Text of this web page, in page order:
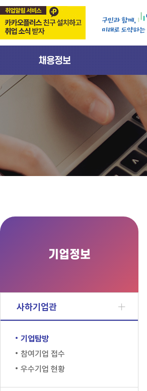
채용정보
기업정보
사하기업관
기업탐방
참여기업 접수
우수기업 현황